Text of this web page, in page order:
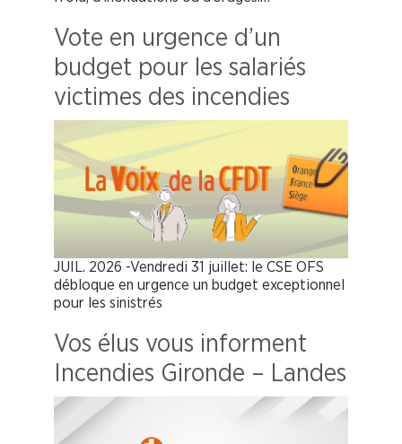
Vote en urgence d’un
budget pour les salariés
victimes des incendies
JUIL. 2026 -Vendredi 31 juillet: le CSE OFS
débloque en urgence un budget exceptionnel
pour les sinistrés
Vos élus vous informent
Incendies Gironde – Landes